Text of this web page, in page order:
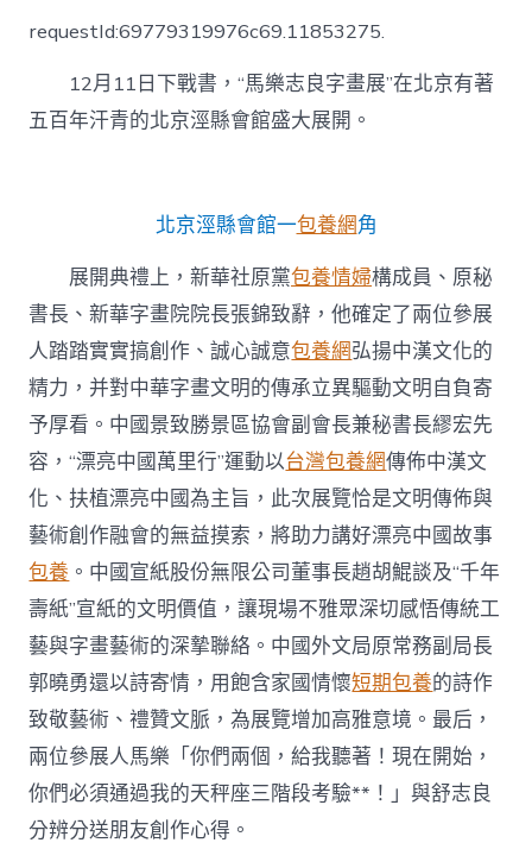
志
專
包
養
行
畫
展
北
京
展
開〉
中
requestId:69779319976c69.11853275.
12月11日下戰書，“馬樂志良字畫展”在北京有著
五百年汗青的北京涇縣會館盛大展開。
北京涇縣會館一包養網角
展開典禮上，新華社原黨包養情婦構成員、原秘
書長、新華字畫院院長張錦致辭，他確定了兩位參展
人踏踏實實搞創作、誠心誠意包養網弘揚中漢文化的
精力，并對中華字畫文明的傳承立異驅動文明自負寄
予厚看。中國景致勝景區協會副會長兼秘書長繆宏先
容，“漂亮中國萬里行”運動以台灣包養網傳佈中漢文
化、扶植漂亮中國為主旨，此次展覽恰是文明傳佈與
藝術創作融會的無益摸索，將助力講好漂亮中國故事
包養 。中國宣紙股份無限公司董事長趙胡鯤談及“千年
壽紙”宣紙的文明價值，讓現場不雅眾深切感悟傳統工
藝與字畫藝術的深摯聯絡。中國外文局原常務副局長
郭曉勇還以詩寄情，用飽含家國情懷短期包養的詩作
致敬藝術、禮贊文脈，為展覽增加高雅意境。最后，
兩位參展人馬樂「你們兩個，給我聽著！現在開始，
你們必須通過我的天秤座三階段考驗**！」與舒志良
分辨分送朋友創作心得。